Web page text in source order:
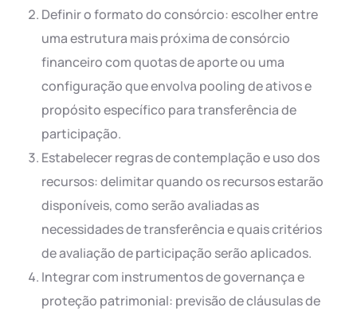
Definir o formato do consórcio: escolher entre
uma estrutura mais próxima de consórcio
financeiro com quotas de aporte ou uma
configuração que envolva pooling de ativos e
propósito específico para transferência de
participação.
Estabelecer regras de contemplação e uso dos
recursos: delimitar quando os recursos estarão
disponíveis, como serão avaliadas as
necessidades de transferência e quais critérios
de avaliação de participação serão aplicados.
Integrar com instrumentos de governança e
proteção patrimonial: previsão de cláusulas de